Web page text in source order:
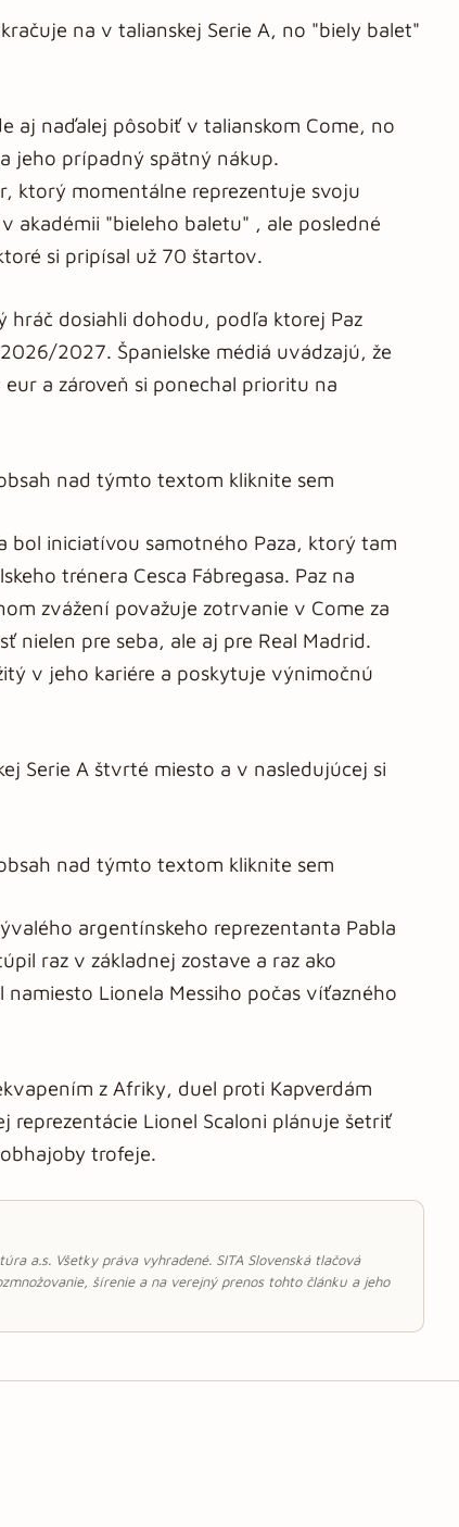
na v talianskej Serie A, no "biely balet"
aj naďalej pôsobiť v talianskom Come, no
jeho prípadný spätný nákup.
ktorý momentálne reprezentuje svoju
akadémii "bieleho baletu" , ale posledné
si pripísal už 70 štartov.
hráč dosiahli dohodu, podľa ktorej Paz
2027. Španielske médiá uvádzajú, že
a zároveň si ponechal prioritu na
nad týmto textom kliknite sem
bol iniciatívou samotného Paza, ktorý tam
trénera Cesca Fábregasa. Paz na
zvážení považuje zotrvanie v Come za
nielen pre seba, ale aj pre Real Madrid.
v jeho kariére a poskytuje výnimočnú
Serie A štvrté miesto a v nasledujúcej si
nad týmto textom kliknite sem
argentínskeho reprezentanta Pabla
raz v základnej zostave a raz ako
Lionela Messiho počas víťazného
z Afriky, duel proti Kapverdám
reprezentácie Lionel Scaloni plánuje šetriť
trofeje.
a.s. Všetky práva vyhradené. SITA Slovenská tlačová
šírenie a na verejný prenos tohto článku a jeho